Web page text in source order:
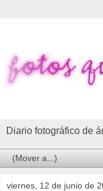
Diario fotográfico de
viernes, 12 de junio de